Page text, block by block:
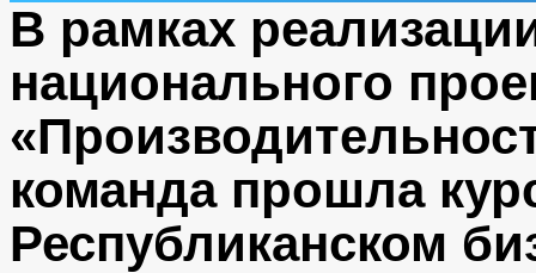
В рамках
национального
команда прошла
Республиканском